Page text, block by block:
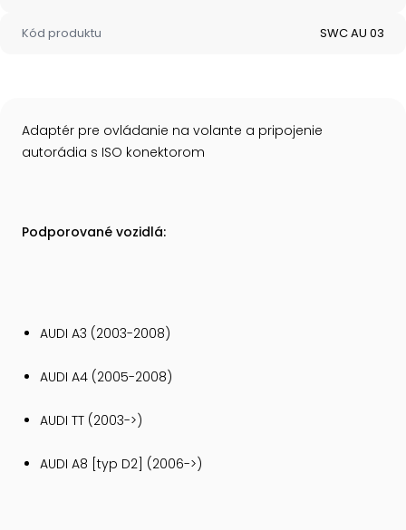
Kód produktu SWC AU 03
Adaptér pre ovládanie na volante a pripojenie
autorádia s ISO konektorom
Podporované vozidlá:
AUDI A3 (2003-2008)
AUDI A4 (2005-2008)
AUDI TT (2003->)
AUDI A8 [typ D2] (2006->)